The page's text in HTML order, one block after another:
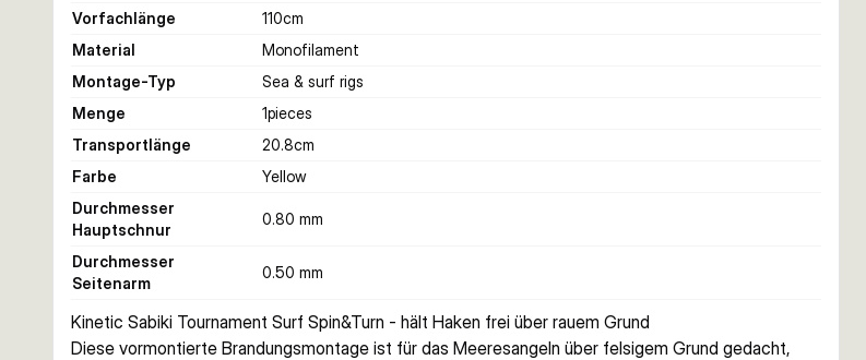
Vorfachlänge
110cm
Material
Monofilament
Montage-Typ
Sea & surf rigs
Menge
1pieces
Transportlänge
20.8cm
Farbe
Yellow
Durchmesser
Hauptschnur
0.80 mm
Durchmesser
Seitenarm
0.50 mm
Kinetic Sabiki Tournament Surf Spin&Turn - hält Haken frei über rauem Grund
Diese vormontierte Brandungsmontage ist für das Meeresangeln über felsigem Grund gedacht,